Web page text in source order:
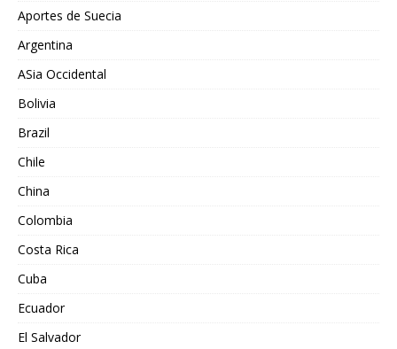
Aportes de Suecia
Argentina
ASia Occidental
Bolivia
Brazil
Chile
China
Colombia
Costa Rica
Cuba
Ecuador
El Salvador